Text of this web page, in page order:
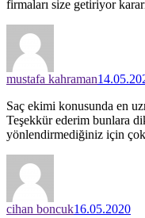
firmaları size getiriyor
mustafa kahraman
Saç ekimi konusunda en
Teşekkür ederim bunlara
yönlendirmediğiniz için
cihan boncuk16.05.2020